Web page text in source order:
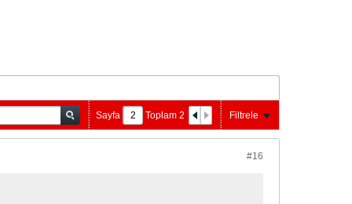
Sayfa Toplam 2 Filtrele
#16